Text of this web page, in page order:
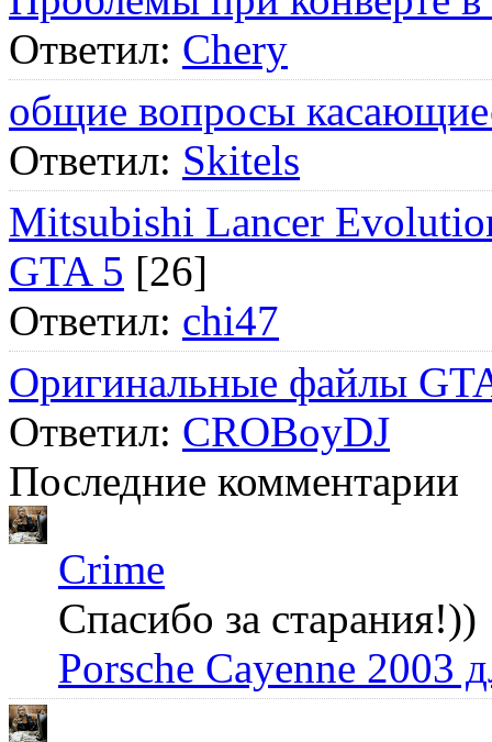
Ответил: Chery
общие вопросы
Ответил: Skitels
Mitsubishi Lancer
GTA 5 [26]
Ответил: chi47
Оригинальные файлы
Ответил: CROBoyDJ
Последние комментарии
Crime
Спасибо за старания!))
Porsche Cayenne 2003